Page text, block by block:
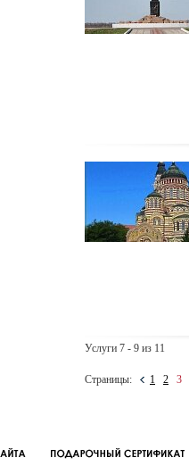
Услуги 7 - 9 из 11
Страницы: 1 2 3